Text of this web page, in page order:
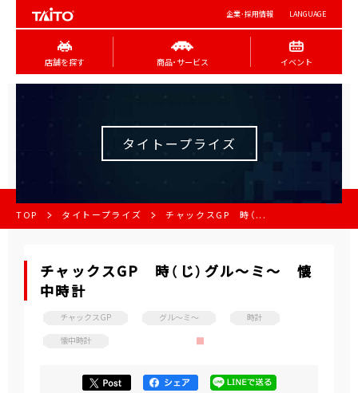
企業･採用情報 LANGUAGE
店舗を探す 商品･サービス イベント
タイトープライズ
TOP タイトープライズ チャックスGP 時（...
チャックスGP 時（じ）グル～ミ～ 懐
中時計
チャックスGP グル～ミ～
時計
懐中時計